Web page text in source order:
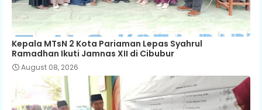
Kepala MTsN 2 Kota Pariaman Lepas Syahrul
Ramadhan Ikuti Jamnas XII di Cibubur
August 08, 2026